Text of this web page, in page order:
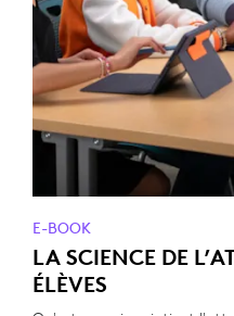
E-BOOK
LA SCIENCE DE
ÉLÈVES